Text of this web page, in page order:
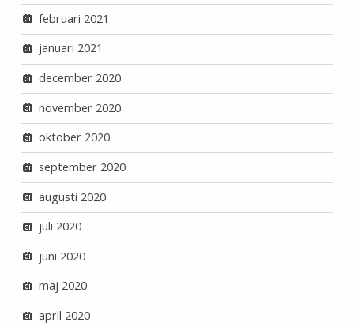
februari 2021
januari 2021
december 2020
november 2020
oktober 2020
september 2020
augusti 2020
juli 2020
juni 2020
maj 2020
april 2020